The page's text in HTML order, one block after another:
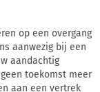
op een overgang
aanwezig bij een
aandachtig
toekomst meer
aan een vertrek